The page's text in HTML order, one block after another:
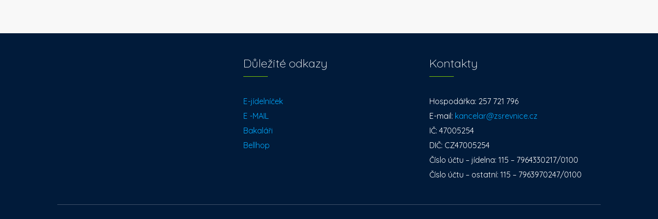
Důležité odkazy
E-jídelníček
E -MAIL
Bakaláři
Bellhop
Kontakty
Hospodářka: 257 721 796
E-mail: kancelar@zsrevnice.cz
IČ: 47005254
DIČ: CZ47005254
Číslo účtu – jídelna: 115 – 7964330217/0100
Číslo účtu – ostatní: 115 – 7963970247/0100